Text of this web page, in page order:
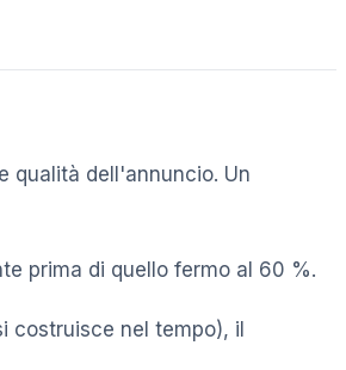
qualità dell'annuncio. Un
prima di quello fermo al 60 %.
costruisce nel tempo), il